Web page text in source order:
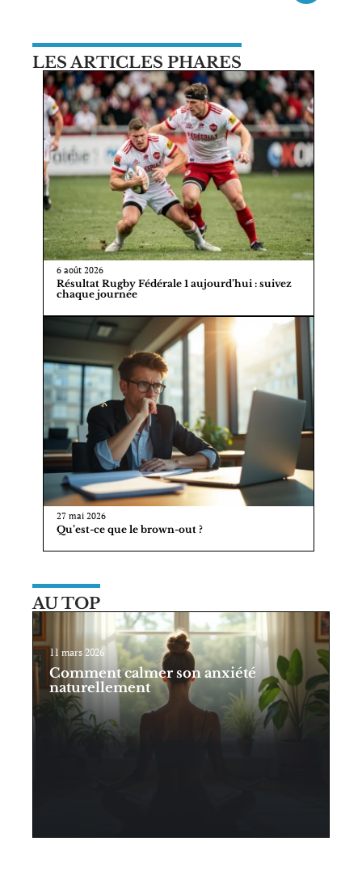
LES ARTICLES PHARES
6 août 2026
Résultat Rugby Fédérale 1 aujourd’hui : suivez
chaque journée
27 mai 2026
Qu’est-ce que le brown-out ?
AU TOP
11 mars 2026
Comment calmer son anxiété
naturellement